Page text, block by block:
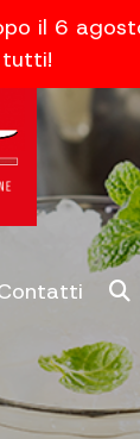
il 6
tutti!